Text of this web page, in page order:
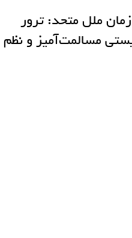
ملل متحد: ترور
مسالمت‌آمیز و نظم